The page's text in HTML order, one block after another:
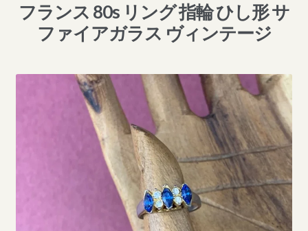
フランス 80s リング 指輪 ひし形 サ
ファイアガラス ヴィンテージ